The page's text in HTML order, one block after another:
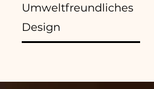
Umweltfreundliches
Design